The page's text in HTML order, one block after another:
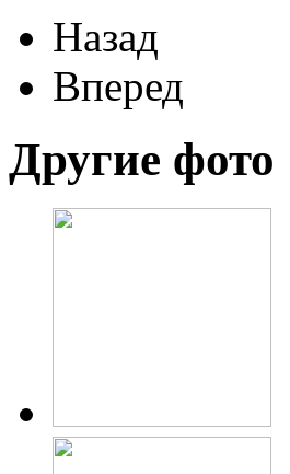
Назад
Вперед
Другие фото